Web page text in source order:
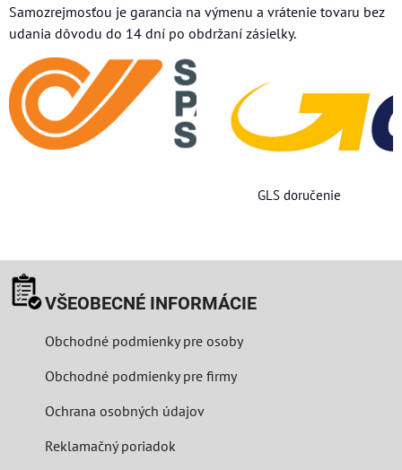
Samozrejmosťou je garancia na výmenu a vrátenie tovaru bez
udania dôvodu do 14 dní po obdržaní zásielky.
GLS doručenie
VŠEOBECNÉ INFORMÁCIE
Obchodné podmienky pre osoby
Obchodné podmienky pre firmy
Ochrana osobných údajov
Reklamačný poriadok